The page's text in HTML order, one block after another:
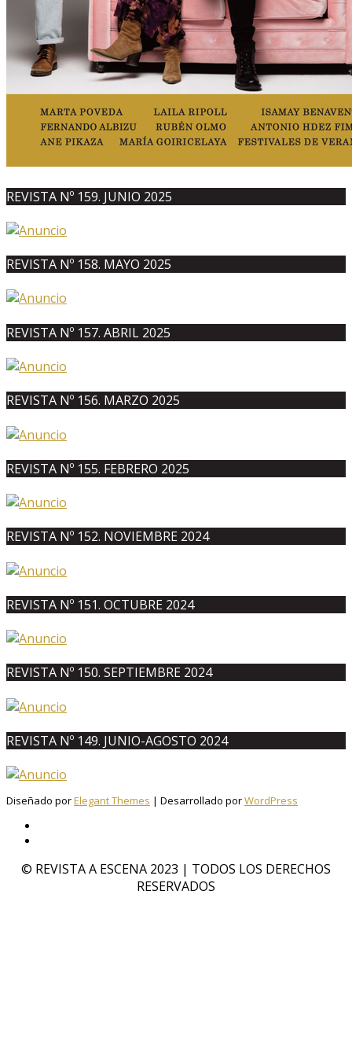
REVISTA Nº 159. JUNIO 2025
REVISTA Nº 158. MAYO 2025
REVISTA Nº 157. ABRIL 2025
REVISTA Nº 156. MARZO 2025
REVISTA Nº 155. FEBRERO 2025
REVISTA Nº 152. NOVIEMBRE 2024
REVISTA Nº 151. OCTUBRE 2024
REVISTA Nº 150. SEPTIEMBRE 2024
REVISTA Nº 149. JUNIO-AGOSTO 2024
Diseñado porElegant Themes | Desarrollado porWordPress
© REVISTA A ESCENA 2023 | TODOS LOS DERECHOS
RESERVADOS